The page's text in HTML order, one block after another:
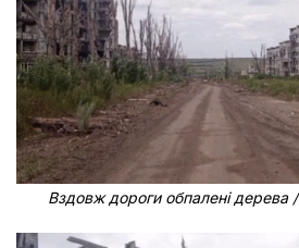
Вздовж дороги обпалені